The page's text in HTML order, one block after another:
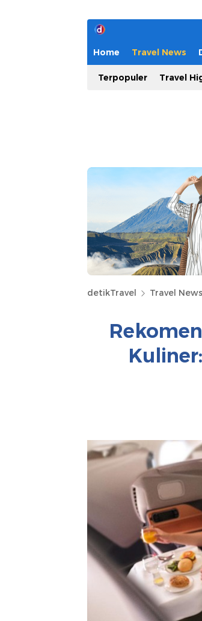
Home Travel News
Terpopuler Travel
detikTravel Travel News